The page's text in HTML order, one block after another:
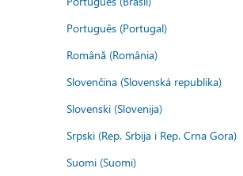
Português (Portugal)
Română (România)
Slovenčina (Slovenská republika)
Slovenski (Slovenija)
Srpski (Rep. Srbija i Rep. Crna Gora)
Suomi (Suomi)